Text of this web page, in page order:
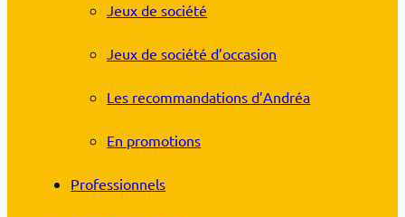
Jeux de société
Jeux de société d’occasion
Les recommandations d’Andréa
En promotions
Professionnels